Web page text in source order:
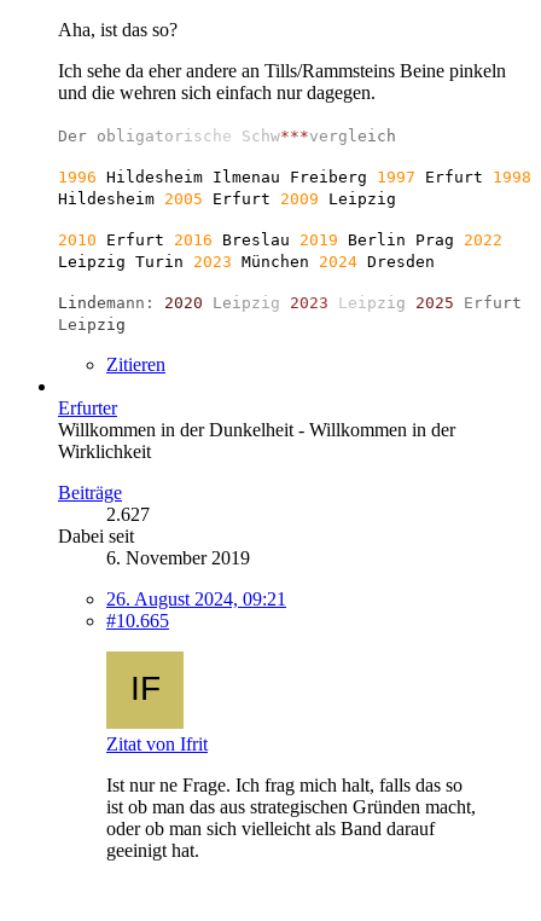
Aha, ist das so?
Ich sehe da eher andere an Tills/Rammsteins Beine pinkeln
und die wehren sich einfach nur dagegen.
De r o bl i gato ri sc he Sc hw***ve rgl ei c h
1996 Hildesheim Ilmenau Freiberg 1997 Erfurt 1998
Hildesheim 2005 Erfurt 2009 Leipzig
2010 Erfurt 2016 Breslau 2019 Berlin Prag 2022
Leipzig Turin 2023 München 2024 Dresden
L i ndemann : 2020 L ei pzi g 2023 L ei pzi g 2025 E rfu rt
L ei pzi g
Zitieren
Erfurter
Willkommen in der Dunkelheit - Willkommen in der
Wirklichkeit
Beiträge
2.627
Dabei seit
6. November 2019
26. August 2024, 09:21
#10.665
Zitat von Ifrit
Ist nur ne Frage. Ich frag mich halt, falls das so
ist ob man das aus strategischen Gründen macht,
oder ob man sich vielleicht als Band darauf
geeinigt hat.